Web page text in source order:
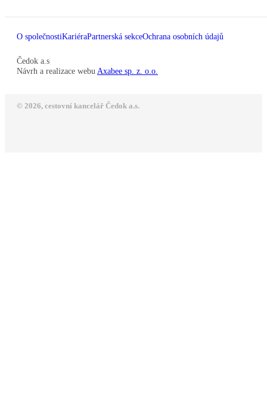
O společnostiKariéraPartnerská sekceOchrana osobních údajů
Čedok a.s
Návrh a realizace webu Axabee sp. z. o.o.
© 2026, cestovní kancelář Čedok a.s.